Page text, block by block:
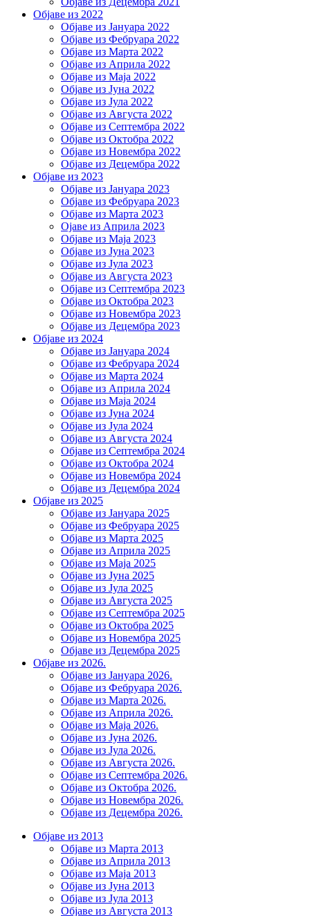
Објаве из 2022
Објаве из Јануара 2022
Објаве из Фебруара 2022
Објаве из Марта 2022
Објаве из Априла 2022
Објаве из Маја 2022
Објаве из Јуна 2022
Објаве из Јула 2022
Објаве из Августа 2022
Објаве из Септембра 2022
Објаве из Октобра 2022
Објаве из Новембра 2022
Објаве из Децембра 2022
Објаве из 2023
Објаве из Јануара 2023
Објаве из Фебруара 2023
Објаве из Марта 2023
Ојаве из Априла 2023
Објаве из Маја 2023
Објаве из Јуна 2023
Објаве из Јула 2023
Објаве из Августа 2023
Објаве из Септембра 2023
Објаве из Октобра 2023
Објаве из Новембра 2023
Објаве из Децембра 2023
Објаве из 2024
Објаве из Јануара 2024
Објаве из Фебруара 2024
Објаве из Марта 2024
Објаве из Априла 2024
Објаве из Маја 2024
Објаве из Јуна 2024
Објаве из Јула 2024
Објаве из Августа 2024
Објаве из Септембра 2024
Објаве из Октобра 2024
Објаве из Новембра 2024
Објаве из Децембра 2024
Објаве из 2025
Објаве из Јануара 2025
Објаве из Фебруара 2025
Објаве из Марта 2025
Објаве из Априла 2025
Објаве из Маја 2025
Објаве из Јуна 2025
Објаве из Јула 2025
Објаве из Августа 2025
Објаве из Септембра 2025
Објаве из Октобра 2025
Објаве из Новембра 2025
Објаве из Децембра 2025
Објаве из 2026.
Објаве из Јануара 2026.
Објаве из Фебруара 2026.
Објаве из Марта 2026.
Објаве из Априла 2026.
Објаве из Маја 2026.
Објаве из Јуна 2026.
Објаве из Јула 2026.
Објаве из Августа 2026.
Објаве из Септембра 2026.
Објаве из Октобра 2026.
Објаве из Новембра 2026.
Објаве из Децембра 2026.
Објаве из 2013
Објаве из Марта 2013
Објаве из Априла 2013
Објаве из Маја 2013
Објаве из Јунa 2013
Објаве из Јула 2013
Објаве из Августа 2013